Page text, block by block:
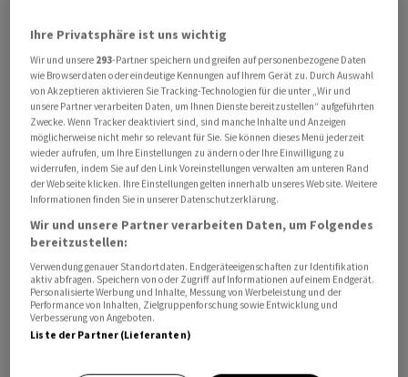
Der Bluttest vonRochesoll bei Erwachsenen mit
Anzeichen und Symptomen kognitiver
Beeinträchtigung eingesetzt werden, um die
Einordnung als ApoE4-Träger oder Nichtträger zu
unterstützen, teilte Pharmaunternehmen am Montag
mit.
Die ApoE4-Genvariante sei mit einem erhöhten Risiko
für spät einsetzende Alzheimer-Krankheit verbunden.
Er liege bei 40 bis 60 Prozent der Alzheimer-Patienten
vor, hiess es.
Im Gegensatz zu bisherigen DNA-Verfahren könne der
Ihre Privatsphäre ist uns wichtig
Wir und unsere 293-Partner speichern und greifen auf personenbezogene Daten
wie Browserdaten oder eindeutige Kennungen auf Ihrem Gerät zu. Durch Auswahl
von Akzeptieren aktivieren Sie Tracking-Technologien für die unter „Wir und
unsere Partner verarbeiten Daten, um Ihnen Dienste bereitzustellen“ aufgeführten
Zwecke. Wenn Tracker deaktiviert sind, sind manche Inhalte und Anzeigen
möglicherweise nicht mehr so relevant für Sie. Sie können dieses Menü jederzeit
wieder aufrufen, um Ihre Einstellungen zu ändern oder Ihre Einwilligung zu
widerrufen, indem Sie auf den Link Voreinstellungen verwalten am unteren Rand
der Webseite klicken. Ihre Einstellungen gelten innerhalb unseres Website. Weitere
Informationen finden Sie in unserer Datenschutzerklärung.
Wir und unsere Partner verarbeiten Daten, um Folgendes
bereitzustellen:
Verwendung genauer Standortdaten. Endgeräteeigenschaften zur Identifikation
aktiv abfragen. Speichern von oder Zugriff auf Informationen auf einem Endgerät.
Personalisierte Werbung und Inhalte, Messung von Werbeleistung und der
Performance von Inhalten, Zielgruppenforschung sowie Entwicklung und
Verbesserung von Angeboten.
Liste der Partner (Lieferanten)